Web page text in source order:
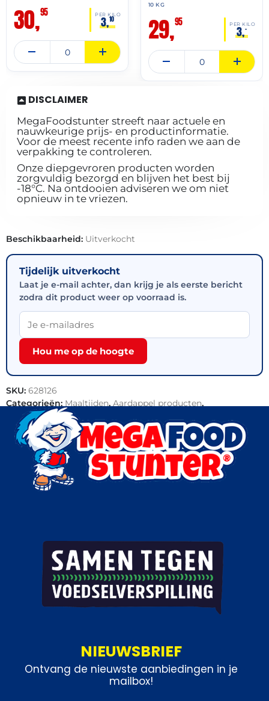
30,95 PER KILO
3,10
10 KG
29,95 PER KILO
3,–
DISCLAIMER
MegaFoodstunter streeft naar actuele en
nauwkeurige prijs- en productinformatie.
Voor de meest recente info raden we aan de
verpakking te controleren.
Onze diepgevroren producten worden
zorgvuldig bezorgd en blijven het best bij
-18°C. Na ontdooien adviseren we om niet
opnieuw in te vriezen.
Beschikbaarheid: Uitverkocht
Tijdelijk uitverkocht
Laat je e-mail achter, dan krijg je als eerste bericht
zodra dit product weer op voorraad is.
Hou me op de hoogte
SKU: 628126
Categorieën: Maaltijden, Aardappel producten,
Aardappelspecialiteiten
NIEUWSBRIEF
Ontvang de nieuwste aanbiedingen in je
mailbox!